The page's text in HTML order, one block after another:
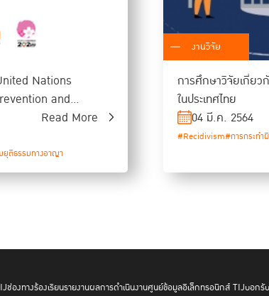
Nations
and
Read More
ติธรรมทางอาญา
งานวิจัย
การศึกษาวิจัยเกี่ยว
ในประเทศไทย
04 มี.ค. 2564
#Recidivism#การกระทำ
ช่องทางร้องเรียนรายงานผลการดำเนินงานศูนย์ข้อมูลอิเล็กทรอนิกส์ TIJบอกรั